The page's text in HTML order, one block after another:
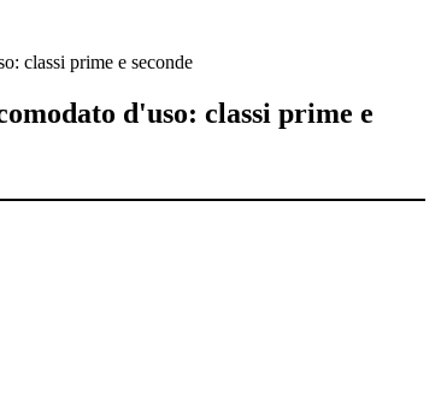
classi prime e seconde
d'uso: classi prime e